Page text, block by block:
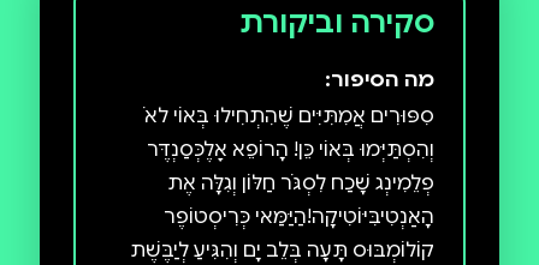
סקירה וביקורת
מה הסיפור:
סִפּוּרִים אֲמִתִּיִּים שֶׁהִתְחִילוּ בְּאוֹי לאֹ
וְהִסְתַּיְּמוּ בְּאוֹי כֵּן! הָרוֹפֵא אָלֶכְּסַנְדֶּר
פְלֵמִינְג שָׁכַח לִסְגֹּר חַלּוֹן וְגִלָּה אֶת
הָאַנְטִיבִּיּוֹטִיקָה!הַיַּמַּאי כְּרִיסְטוֹפֶר
קוֹלוֹמְבּוּס תָּעָה בְּלֵב יָם וְהִגִּיעַ לְיַבֶּשֶׁת